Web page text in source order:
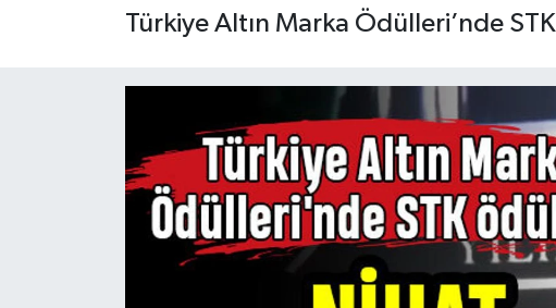
Türkiye Altın Marka Ödülleri’nde